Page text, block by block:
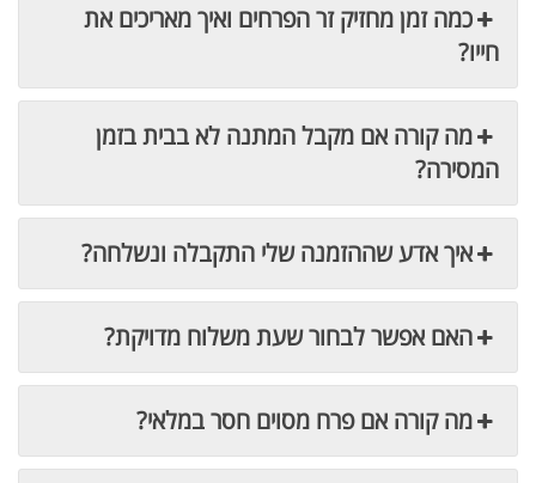
כמה זמן מחזיק זר הפרחים ואיך מאריכים את
חייו?
מה קורה אם מקבל המתנה לא בבית בזמן
המסירה?
איך אדע שההזמנה שלי התקבלה ונשלחה?
האם אפשר לבחור שעת משלוח מדויקת?
מה קורה אם פרח מסוים חסר במלאי?